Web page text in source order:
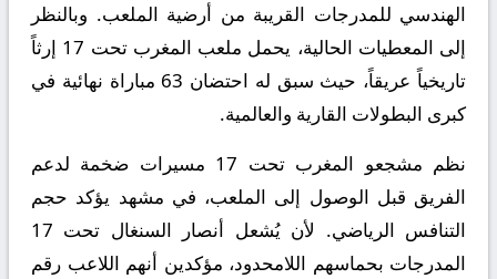
الهندسي للمدرجات القريبة من أرضية الملعب. وبالنظر
إلى المعطيات الحالية، يحمل ملعب المغرب تحت 17 إرثاً
تاريخياً عريقاً، حيث سبق له احتضان 63 مباراة نهائية في
كبرى البطولات القارية والعالمية.
نظم مشجعو المغرب تحت 17 مسيرات ضخمة لدعم
الفريق قبل الوصول إلى الملعب، في مشهد يؤكد حجم
التنافس الرياضي. لأن يُشعل أنصار السنغال تحت 17
المدرجات بحماسهم اللامحدود، مؤكدين أنهم اللاعب رقم